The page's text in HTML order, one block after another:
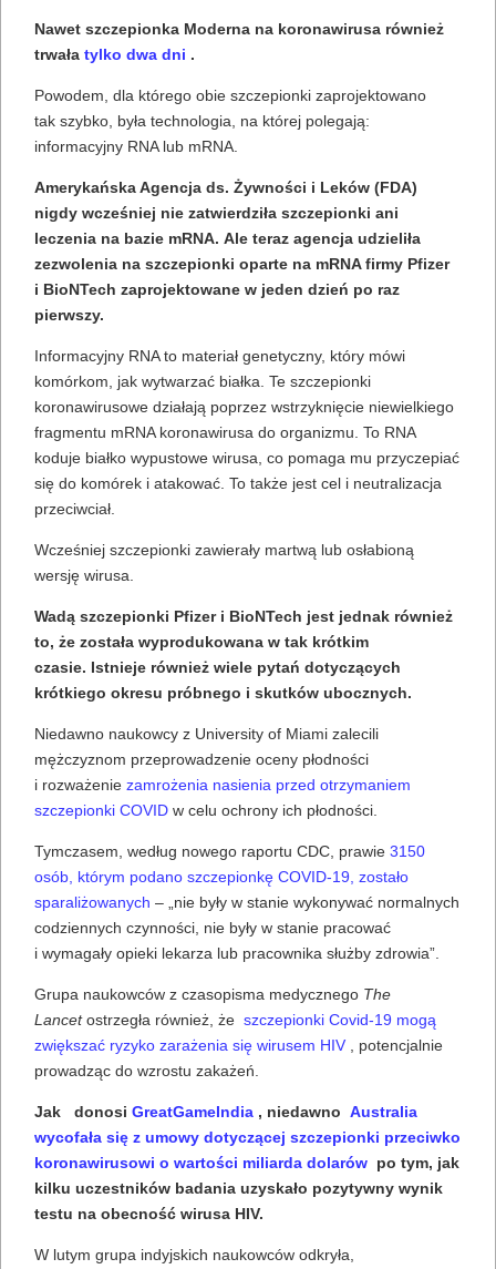
Nawet szczepionka Moderna na koronawirusa również
trwała tylko dwa dni .
Powodem, dla którego obie szczepionki zaprojektowano
tak szybko, była technologia, na której polegają:
informacyjny RNA lub mRNA.
Amerykańska Agencja ds. Żywności i Leków (FDA)
nigdy wcześniej nie zatwierdziła szczepionki ani
leczenia na bazie mRNA. Ale teraz agencja udzieliła
zezwolenia na szczepionki oparte na mRNA firmy Pfizer
i BioNTech zaprojektowane w jeden dzień po raz
pierwszy.
Informacyjny RNA to materiał genetyczny, który mówi
komórkom, jak wytwarzać białka. Te szczepionki
koronawirusowe działają poprzez wstrzyknięcie niewielkiego
fragmentu mRNA koronawirusa do organizmu. To RNA
koduje białko wypustowe wirusa, co pomaga mu przyczepiać
się do komórek i atakować. To także jest cel i neutralizacja
przeciwciał.
Wcześniej szczepionki zawierały martwą lub osłabioną
wersję wirusa.
Wadą szczepionki Pfizer i BioNTech jest jednak również
to, że została wyprodukowana w tak krótkim
czasie. Istnieje również wiele pytań dotyczących
krótkiego okresu próbnego i skutków ubocznych.
Niedawno naukowcy z University of Miami zalecili
mężczyznom przeprowadzenie oceny płodności
i rozważenie zamrożenia nasienia przed otrzymaniem
szczepionki COVID w celu ochrony ich płodności.
Tymczasem, według nowego raportu CDC, prawie 3150
osób, którym podano szczepionkę COVID-19, zostało
sparaliżowanych – „nie były w stanie wykonywać normalnych
codziennych czynności, nie były w stanie pracować
i wymagały opieki lekarza lub pracownika służby zdrowia”.
Grupa naukowców z czasopisma medycznego The
Lancetostrzegła również, że szczepionki Covid-19 mogą
zwiększać ryzyko zarażenia się wirusem HIV , potencjalnie
prowadząc do wzrostu zakażeń.
Jak donosi GreatGameIndia , niedawno Australia
wycofała się z umowy dotyczącej szczepionki przeciwko
koronawirusowi o wartości miliarda dolarów po tym, jak
kilku uczestników badania uzyskało pozytywny wynik
testu na obecność wirusa HIV.
W lutym grupa indyjskich naukowców odkryła,